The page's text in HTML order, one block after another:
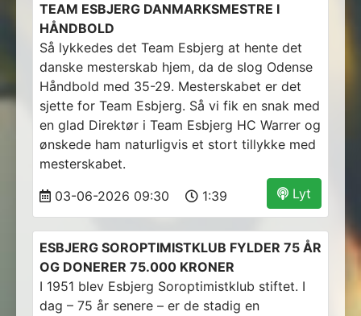
TEAM ESBJERG DANMARKSMESTRE I
HÅNDBOLD
Så lykkedes det Team Esbjerg at hente det
danske mesterskab hjem, da de slog Odense
Håndbold med 35-29. Mesterskabet er det
sjette for Team Esbjerg. Så vi fik en snak med
en glad Direktør i Team Esbjerg HC Warrer og
ønskede ham naturligvis et stort tillykke med
mesterskabet.
Lyt
03-06-2026 09:30 1:39
ESBJERG SOROPTIMISTKLUB FYLDER 75 ÅR
OG DONERER 75.000 KRONER
I 1951 blev Esbjerg Soroptimistklub stiftet. I
dag – 75 år senere – er de stadig en